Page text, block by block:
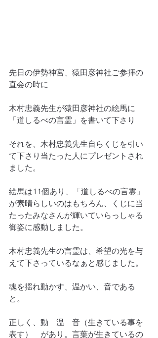
先日の伊勢神宮、猿田彦神社ご参拝の
直会の時に
木村忠義先生が猿田彦神社の絵馬に
「道しるべの言霊」を書いて下さり
それを、木村忠義先生自らくじを引い
て下さり当たった人にプレゼントされ
ました。
絵馬は11個あり、「道しるべの言霊」
が素晴らしいのはもちろん、くじに当
たったみなさんが輝いていらっしゃる
御姿に感動しました。
木村忠義先生の言霊は、希望の光を与
えて下さっているなぁと感じました。
魂を揺れ動かす、温かい、音である
と。
正しく、動　温　音（生きている事を
表す）　があり。言葉が生きているの